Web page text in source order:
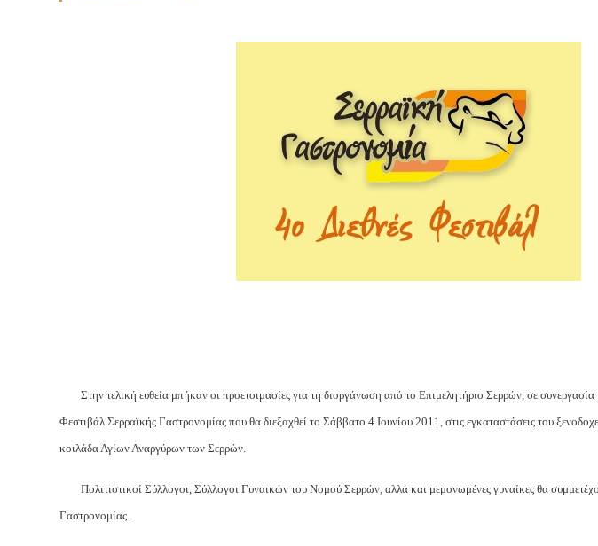
Στην τελική ευθεία μπήκαν οι προετοιμασίες για τη διοργάνωση από το Επιμελητήριο Σερρών, σε
Φεστιβάλ Σερραϊκής Γαστρονομίας που θα διεξαχθεί το Σάββατο 4 Ιουνίου 2011, στις εγκαταστάσεις του
κοιλάδα Αγίων Αναργύρων των Σερρών.
Πολιτιστικοί Σύλλογοι, Σύλλογοι Γυναικών του Νομού Σερρών, αλλά και μεμονωμένες γυναίκες θα
Γαστρονομίας.